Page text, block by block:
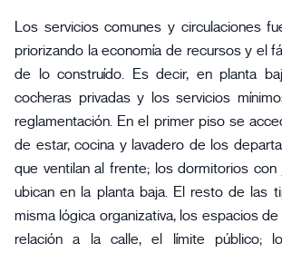
Los servicios comunes y circulaciones
priorizando la economía de recursos y el
de lo construído. Es decir, en planta
cocheras privadas y los servicios
reglamentación. En el primer piso se
de estar, cocina y lavadero de los
que ventilan al frente; los dormitorios con
ubican en la planta baja. El resto de las
misma lógica organizativa, los espacios
relación a la calle, el límite público;